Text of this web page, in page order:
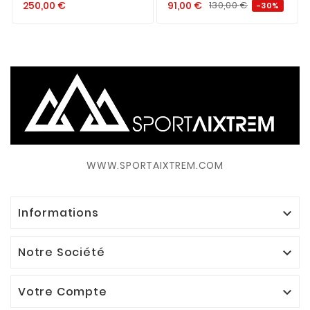
ARCTIC
250,00 € BLACK
91,00 € 130,00€ -30%
WWW.SPORTAIXTREM.COM
Informations 
Notre Société 
Votre Compte 